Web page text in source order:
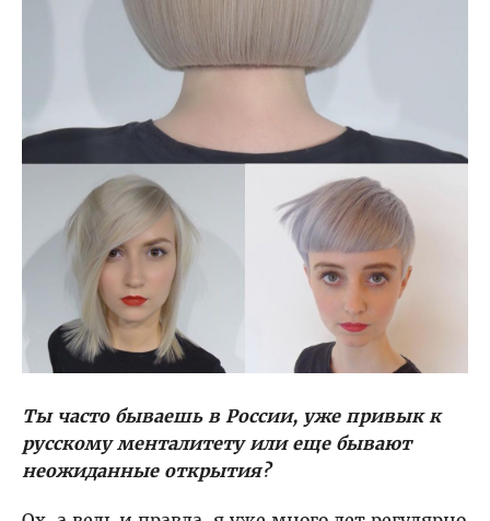
Ты часто бываешь в России, уже привык к
русскому менталитету или еще бывают
неожиданные открытия?